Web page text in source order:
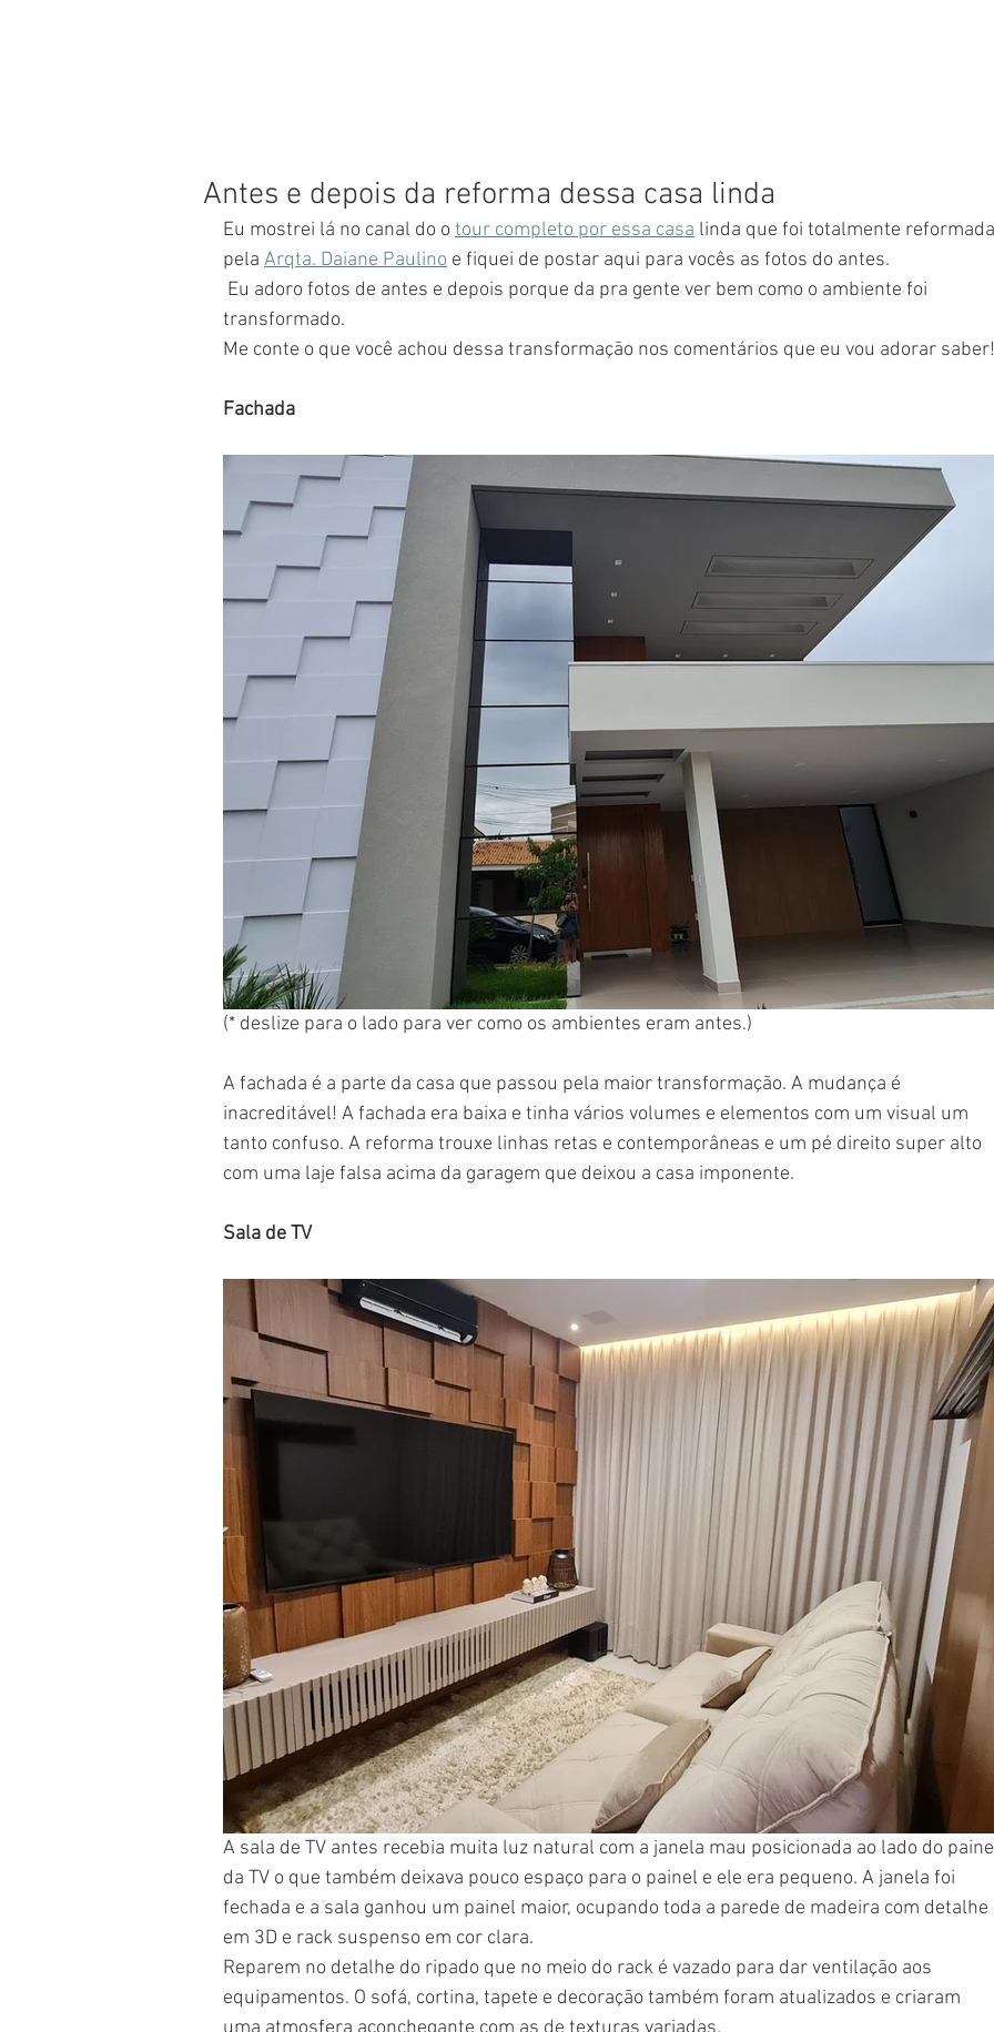
Antes e depois da reforma dessa casa linda
Eu mostrei lá no canal do o tour completo por essa casa linda que foi totalmente
pela Arqta. Daiane Paulino e fiquei de postar aqui para vocês as fotos do antes.
transformado.
Me conte o que você achou dessa transformação nos comentários que eu vou adorar saber!
Fachada
(* deslize para o lado para ver como os ambientes eram antes.)
A fachada é a parte da casa que passou pela maior transformação. A mudança é
inacreditável! A fachada era baixa e tinha vários volumes e elementos com um visual um
tanto confuso. A reforma trouxe linhas retas e contemporâneas e um pé direito super alto
com uma laje falsa acima da garagem que deixou a casa imponente.
Sala de TV
A sala de TV antes recebia muita luz natural com a janela mau posicionada ao lado do
da TV o que também deixava pouco espaço para o painel e ele era pequeno. A janela foi
fechada e a sala ganhou um painel maior, ocupando toda a parede de madeira com detalhe
em 3D e rack suspenso em cor clara.
Reparem no detalhe do ripado que no meio do rack é vazado para dar ventilação aos
equipamentos. O sofá, cortina, tapete e decoração também foram atualizados e criaram